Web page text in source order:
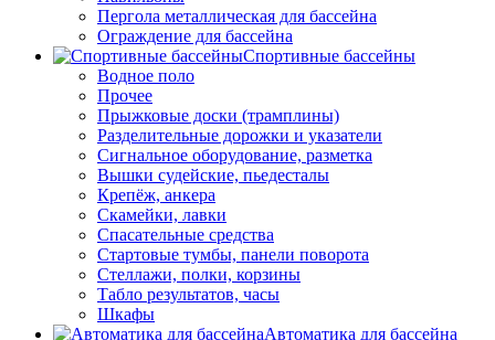
Пергола металлическая для бассейна
Ограждение для бассейна
Спортивные бассейны
Водное поло
Прочее
Прыжковые доски (трамплины)
Разделительные дорожки и указатели
Cигнальное оборудование, разметка
Вышки судейские, пьедесталы
Крепёж, анкера
Скамейки, лавки
Спасательные средства
Стартовые тумбы, панели поворота
Стеллажи, полки, корзины
Табло результатов, часы
Шкафы
Автоматика для бассейна